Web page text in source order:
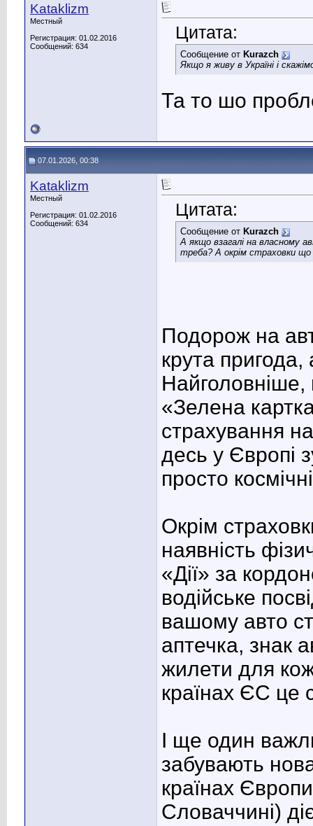
Kataklizm
Местный
Регистрация: 01.02.2016
Сообщений: 634
Цитата:
Сообщение от Kurazch
Якщо я живу в Україні і
Та то шо
07.01.2026, 00:38
Kataklizm
Местный
Регистрация: 01.02.2016
Сообщений: 634
Цитата:
Сообщение от Kurazch
А якщо взагалі на власному
треба? А окрім страховки
Подорож на
крута пригода,
«Зелена
страхування
десь у Європі
просто
Окрім
наявність
«Дії» за
водійське
вашому авто
аптечка, знак
жилети для
країнах ЄС це
І ще один
забувають
країнах
Словаччині)